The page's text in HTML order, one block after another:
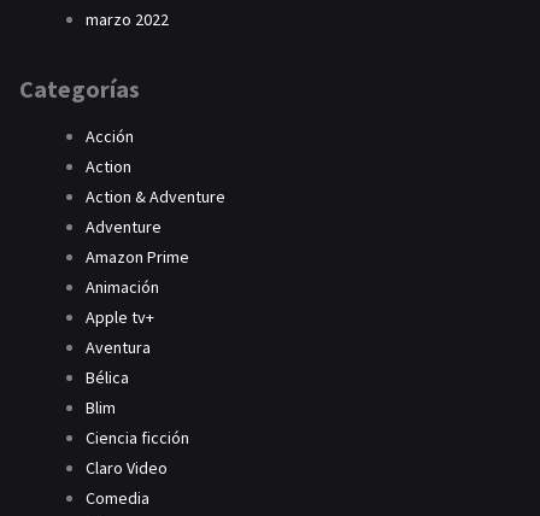
marzo 2022
Categorías
Acción
Action
Action & Adventure
Adventure
Amazon Prime
Animación
Apple tv+
Aventura
Bélica
Blim
Ciencia ficción
Claro Video
Comedia